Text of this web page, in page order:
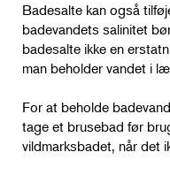
Badesalte kan også
badevandets salinitet
badesalte ikke en
man beholder vandet i
For at beholde
tage et brusebad før
vildmarksbadet, når det